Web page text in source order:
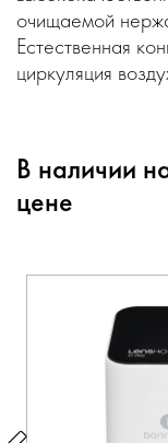
очищаемой
Естественная
циркуляция
В наличии
цене